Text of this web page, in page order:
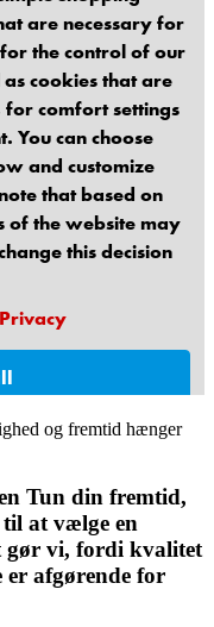
og fremtid hænger
Tun din fremtid,
at vælge en
gør vi, fordi kvalitet
afgørende for